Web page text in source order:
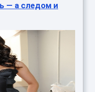
— а следом и